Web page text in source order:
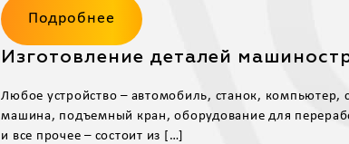
Подробнее
Изготовление деталей
Любое устройство – автомобиль, станок, компьютер,
машина, подъемный кран, оборудование для
и все прочее – состоит из […]